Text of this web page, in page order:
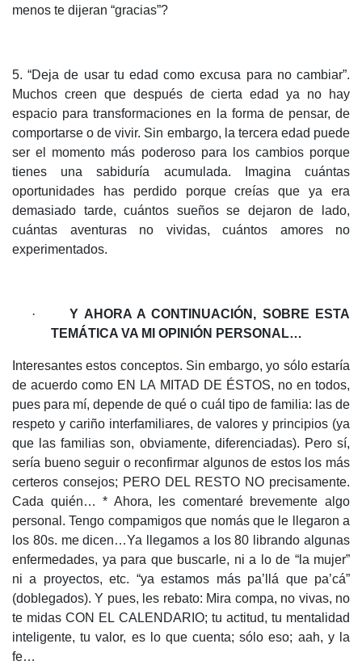
menos te dijeran “gracias”?
5. “Deja de usar tu edad como excusa para no cambiar”.
Muchos creen que después de cierta edad ya no hay
espacio para transformaciones en la forma de pensar, de
comportarse o de vivir. Sin embargo, la tercera edad puede
ser el momento más poderoso para los cambios porque
tienes una sabiduría acumulada. Imagina cuántas
oportunidades has perdido porque creías que ya era
demasiado tarde, cuántos sueños se dejaron de lado,
cuántas aventuras no vividas, cuántos amores no
experimentados.
·
Y AHORA A CONTINUACIÓN, SOBRE ESTA
TEMÁTICA VA MI OPINIÓN PERSONAL…
Interesantes estos conceptos. Sin embargo, yo sólo estaría
de acuerdo como EN LA MITAD DE ÉSTOS, no en todos,
pues para mí, depende de qué o cuál tipo de familia: las de
respeto y cariño interfamiliares, de valores y principios (ya
que las familias son, obviamente, diferenciadas). Pero sí,
sería bueno seguir o reconfirmar algunos de estos los más
certeros consejos; PERO DEL RESTO NO precisamente.
Cada quién… * Ahora, les comentaré brevemente algo
personal. Tengo compamigos que nomás que le llegaron a
los 80s. me dicen…Ya llegamos a los 80 librando algunas
enfermedades, ya para que buscarle, ni a lo de “la mujer”
ni a proyectos, etc. “ya estamos más pa’llá que pa’cá”
(doblegados). Y pues, les rebato: Mira compa, no vivas, no
te midas CON EL CALENDARIO; tu actitud, tu mentalidad
inteligente, tu valor, es lo que cuenta; sólo eso; aah, y la
fe…